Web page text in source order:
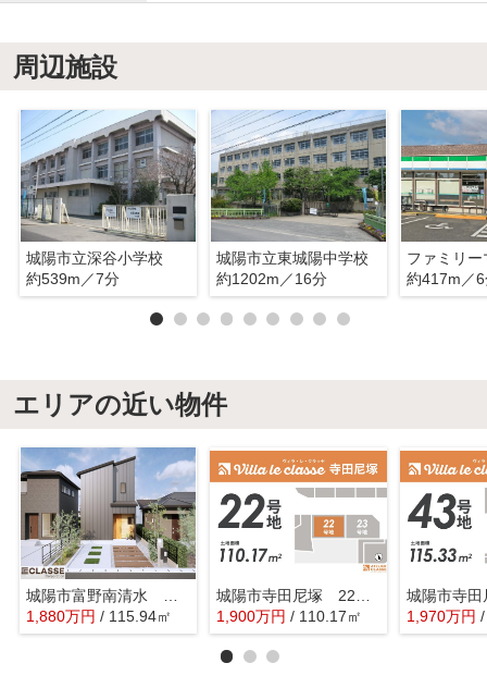
周辺施設
城陽市立深谷小学校
約539m／7分
城陽市立東城陽中学校
約1202m／16分
約417m／
エリアの近い物件
1,880万円 / 115.94㎡
1,900万円 / 110.17㎡ 1,970万円